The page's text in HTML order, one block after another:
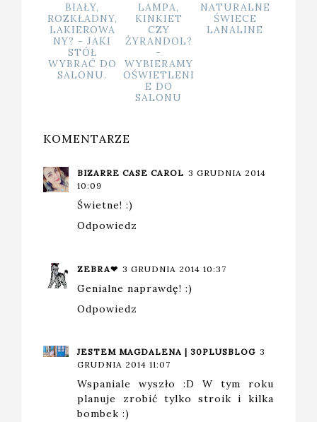
BIAŁY,
ROZKŁADNY,
LAKIEROWA
NY? - JAKI
STÓŁ
WYBRAĆ DO
SALONU.
LAMPA,
KINKIET
CZY
ŻYRANDOL?
-
WYBIERAMY
OŚWIETLENI
E DO
SALONU
NATURALNE
ŚWIECE
LANALINE
KOMENTARZE
BIZARRE CASE CAROL 3 GRUDNIA 2014
10:09
Świetne! :)
Odpowiedz
ZEBRA❤ 3 GRUDNIA 2014 10:37
Genialne naprawdę! :)
Odpowiedz
JESTEM MAGDALENA | 30PLUSBLOG 3
GRUDNIA 2014 11:07
Wspaniale wyszło :D W tym roku
planuje zrobić tylko stroik i kilka
bombek :)